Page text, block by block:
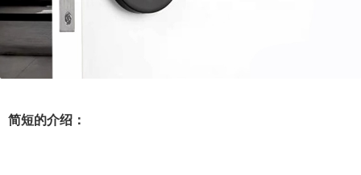
简短的介绍：